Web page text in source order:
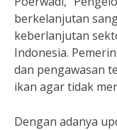
berkelanjutan
keberlanjutan
Indonesia.
dan pengawasan
ikan agar tidak
Dengan adanya